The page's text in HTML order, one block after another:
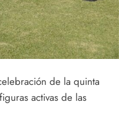
de la quinta
activas de las